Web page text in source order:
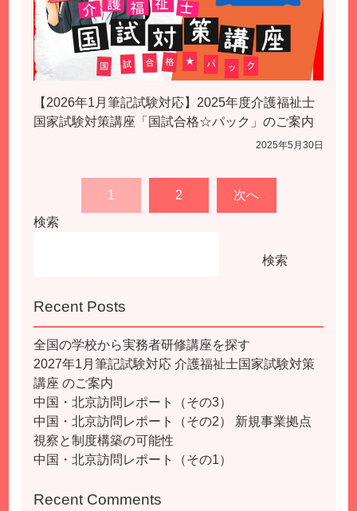
【2026年1月筆記試験対応】2025年度介護福祉士
国家試験対策講座「国試合格☆パック」のご案内
2025年5月30日
の
送
1 2
次へ
検索
検索
Recent Posts
全国の学校から実務者研修講座を探す
2027年1月筆記試験対応 介護福祉士国家試験対策
講座 のご案内
中国・北京訪問レポート（その3）
中国・北京訪問レポート（その2） 新規事業拠点
視察と制度構築の可能性
中国・北京訪問レポート（その1）
Recent Comments